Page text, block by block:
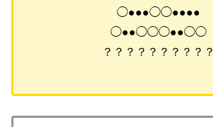
◯●●●◯◯●●●●
◯●●◯◯◯●●◯◯
？？？？？？？？？？